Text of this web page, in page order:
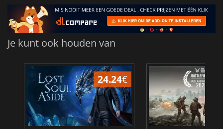
Je kunt ook houden van
24.24€